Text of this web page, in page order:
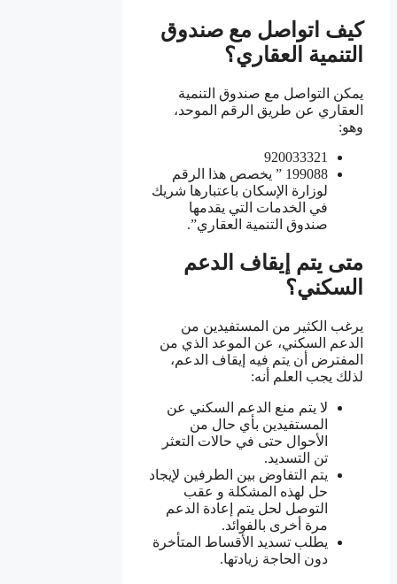
كيف اتواصل مع صندوق
التنمية العقاري؟
يمكن التواصل مع صندوق التنمية
العقاري عن طريق الرقم الموحد،
وهو:
920033321
199088 ” يخصص هذا الرقم
لوزارة الإسكان باعتبارها شريك
في الخدمات التي يقدمها
صندوق التنمية العقاري”.
متى يتم إيقاف الدعم
السكني؟
يرغب الكثير من المستفيدين من
الدعم السكني، عن الموعد الذي من
المفترض أن يتم فيه إيقاف الدعم،
لذلك يجب العلم أنه:
لا يتم منع الدعم السكني عن
المستفيدين بأي حال من
الأحوال حتى في حالات التعثر
تن التسديد.
يتم التفاوض بين الطرفين لإيجاد
حل لهذه المشكلة و عقب
التوصل لحل يتم إعادة الدعم
مرة أخرى بالفوائد.
يطلب تسديد الأقساط المتأخرة
دون الحاجة زيادتها.